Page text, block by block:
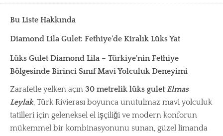
Bu Liste Hakkında
Diamond Lila Gulet: Fethiye'de Kiralık Lüks Yat
Lüks Gulet Diamond Lila – Türkiye'nin Fethiye
Bölgesinde Birinci Sınıf Mavi Yolculuk Deneyimi
Zarafetle yelken açın 30 metrelik lüks gulet Elmas
Leylak, Türk Rivierası boyunca unutulmaz mavi yolculuk
tatilleri için geleneksel el işçiliği ve modern konforun
mükemmel bir kombinasyonunu sunan, güzel limanda